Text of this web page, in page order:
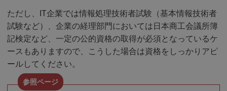
ただし、IT企業では情報処理技術者試験（基本情報技術者
試験など）、企業の経理部門においては日本商工会議所簿
記検定など、一定の公的資格の取得が必須となっているケ
ースもありますので、こうした場合は資格をしっかりアピ
ールしてください。